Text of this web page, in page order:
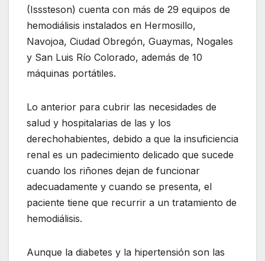
(Isssteson) cuenta con más de 29 equipos de
hemodiálisis instalados en Hermosillo,
Navojoa, Ciudad Obregón, Guaymas, Nogales
y San Luis Río Colorado, además de 10
máquinas portátiles.
Lo anterior para cubrir las necesidades de
salud y hospitalarias de las y los
derechohabientes, debido a que la insuficiencia
renal es un padecimiento delicado que sucede
cuando los riñones dejan de funcionar
adecuadamente y cuando se presenta, el
paciente tiene que recurrir a un tratamiento de
hemodiálisis.
Aunque la diabetes y la hipertensión son las